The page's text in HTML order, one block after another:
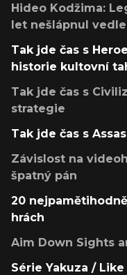
Hideo Kodžima:
let nešlápnul vedle
Tak jde čas s
historie kultovní
Tak jde čas s
strategie
Tak jde čas s
Závislost na
špatný pán
20
hrách
Aim Down Sights
Série Yakuza /